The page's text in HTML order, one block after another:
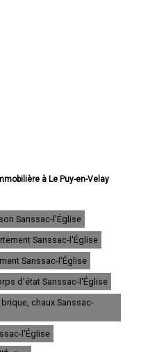
à Le Puy-en-Velay
immobilière à Brioude
à Sainte-Sigolène
à Aurec-sur-Loire
à Saint-Just-Malmont
à Brives-Charensac
immobilière à Langeac
à Bas-en-Basset
à Espaly-Saint-Marcel
à Vals-près-le-Puy
à Saint-Germain-Laprade
immobilière à Tence
Sanssac-l'Église
Sanssac-l'Église
Sanssac-l'Église
d'état Sanssac-l'Église
chaux Sanssac-
l'Église